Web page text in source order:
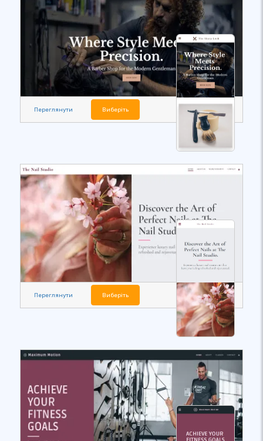
Переглянути Виберіть
Переглянути Виберіть